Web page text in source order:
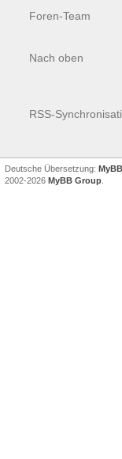
Foren-Team
Nach oben
RSS-
Deutsche Übersetzung:
2002-2026 MyBB Group